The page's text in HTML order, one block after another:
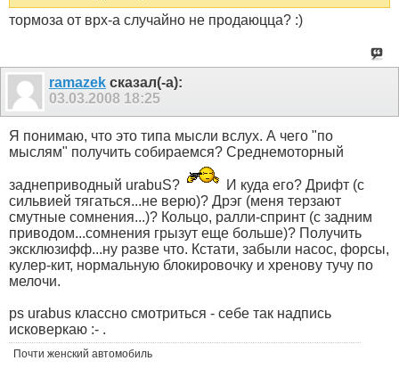
тормоза от врх-а случайно не продаюцца? :)
ramazek сказал(-а):
03.03.2008 18:25
Я понимаю, что это типа мысли вслух. А чего "по
мыслям" получить собираемся? Среднемоторный
заднеприводный urabuS?
И куда его? Дрифт (с
сильвией тягаться...не верю)? Дрэг (меня терзают
смутные сомнения...)? Кольцо, ралли-спринт (с задним
приводом...сомнения грызут еще больше)? Получить
эксклюзифф...ну разве что. Кстати, забыли насос, форсы,
кулер-кит, нормальную блокировочку и хренову тучу по
мелочи.
ps urabus классно смотриться - себе так надпись
исковеркаю :- .
Почти женский автомобиль